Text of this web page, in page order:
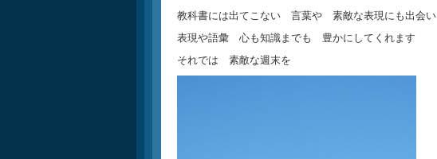
教科書には出てこない 言葉や 素敵な表現にも出会い
表現や語彙 心も知識までも 豊かにしてくれます
それでは 素敵な週末を